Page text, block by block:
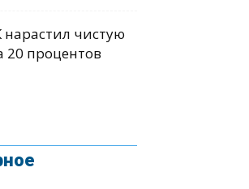
чистую
процентов